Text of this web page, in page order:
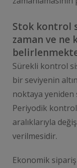
Stok kontrol
zaman ve ne
Sürekli kontrol
bir seviyenin
noktaya yeniden
Periyodik
aralıklarıyla
verilmesidir.
Ekonomik